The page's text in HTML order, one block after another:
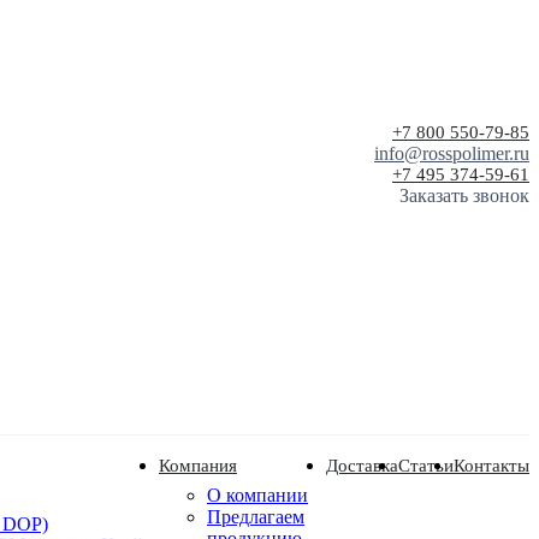
+7 800 550-79-85
info@rosspolimer.ru
+7 495 374-59-61
Заказать звонок
Компания
О компании
Предлагаем
ДоставкаСтатьиКонтакты